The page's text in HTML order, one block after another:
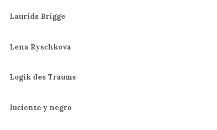
Laurids Brigge
Lena Ryschkova
Logik des Traums
luciente y negro